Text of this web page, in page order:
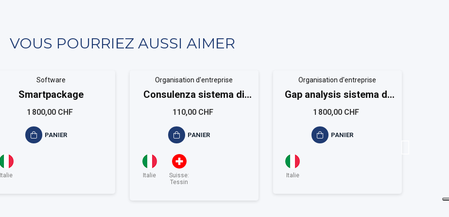
VOUS POURRIEZ AUSSI AIMER
Software
Smartpackage
1 800,00 CHF
PANIER
Italie
Organisation d'entreprise
Consulenza sistema di
gestione RTS ISO 39001
110,00 CHF
PANIER
Italie
Suisse:
Tessin
Organisation d'entreprise
Gap analysis sistema di
gestione RTS ISO 39001
1 800,00 CHF
PANIER
Italie